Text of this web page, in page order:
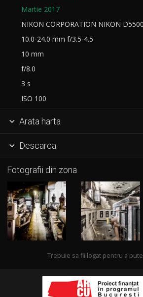
Martie 2017
NIKON CORPORATION NIKON D5500
10.0-24.0 mm f/3.5-4.5
10 mm
f/8.0
3 s
ISO 100
 Arata harta
 Descarca
Fotografii din zona
Trebuie sa fii logat pentru a